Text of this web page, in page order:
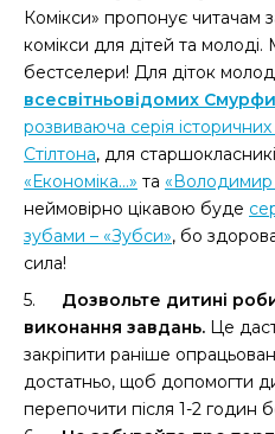
Комікси» пропонує читачам
комікси для дітей та
бестселери! Для діток
всесвітньовідомих
розвиваюча серія
Стілтона, для
«Економіка...» та «Володимир
неймовірно цікавою буде
зубами – «Зубси», бо
сила!
5.
Дозвольте дитині
виконання завдань. Це
закріпити раніше
достатньо, щоб допомогти
перепочити після 1-2 годин